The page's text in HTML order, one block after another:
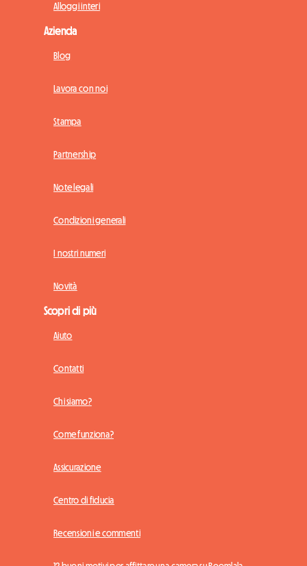
Alloggi interi
Azienda
Blog
Lavora con noi
Stampa
Partnership
Note legali
Condizioni generali
I nostri numeri
Novità
Scopri di più
Aiuto
Contatti
Chi siamo?
Come funziona?
Assicurazione
Centro di fiducia
Recensioni e commenti